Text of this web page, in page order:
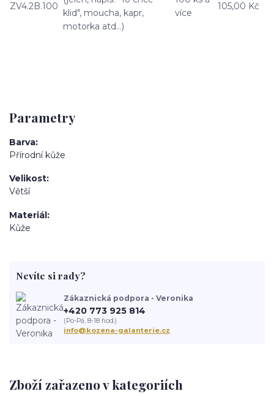
ZV4.2B.100
klid", moucha, kapr,
motorka atd…)
více
105,00 Kč
Parametry
Barva
Přírodní kůže
Velikost
Větší
Materiál
Kůže
Zboží zařazeno v kategoriích
Nevíte si rady?
Zákaznická podpora - Veronika
+420 773 925 814
(Po-Pá, 8-18 hod.)
info@kozena-galanterie.cz